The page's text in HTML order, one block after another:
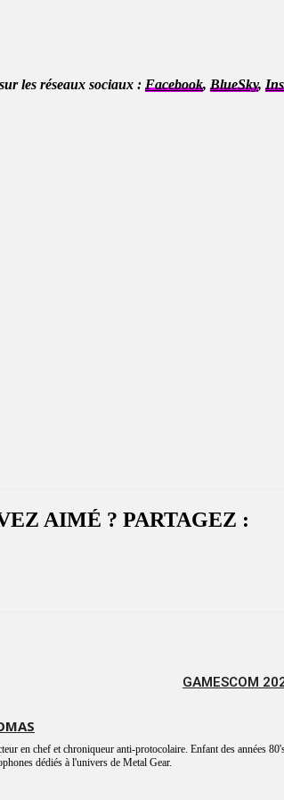
les réseaux sociaux : Facebook, BlueSky,
AIMÉ ? PARTAGEZ :
GAMESCOM
en chef et chroniqueur anti-protocolaire. Enfant des années
dédiés à l'univers de Metal Gear.